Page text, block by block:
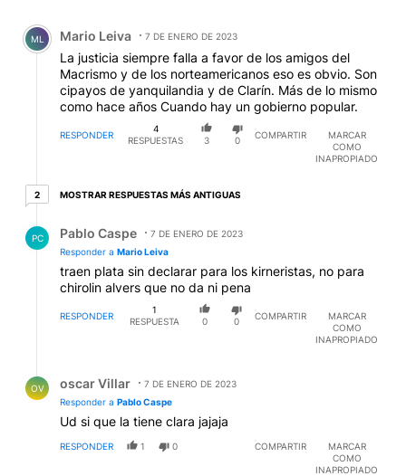
Comentario de Mario Leiva.
ML Mario Leiva 7 DE ENERO DE 2023
La justicia siempre falla a favor de los amigos del
Macrismo y de los norteamericanos eso es obvio. Son
cipayos de yanquilandia y de Clarín. Más de lo mismo
como hace años Cuando hay un gobierno popular.
RESPONDER
4
RESPUESTAS
3 0
COMPARTIR
MARCAR
COMO
INAPROPIADO
22 respuestas más antiguas
MOSTRAR RESPUESTAS MÁS ANTIGUAS
PC Pablo Caspe
7 DE ENERO DE 2023
Responder a Mario Leiva
traen plata sin declarar para los kirneristas, no para
chirolin alvers que no da ni pena
RESPONDER
1
RESPUESTA
0 0
COMPARTIR
MARCAR
COMO
INAPROPIADO
OV oscar Villar
7 DE ENERO DE 2023
Responder a Pablo Caspe
Ud si que la tiene clara jajaja
RESPONDER 1 0 COMPARTIR
MARCAR
COMO
INAPROPIADO